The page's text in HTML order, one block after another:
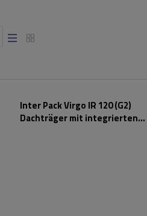
Inter Pack Virgo IR 120 (G2)
Dachträger mit integrierten